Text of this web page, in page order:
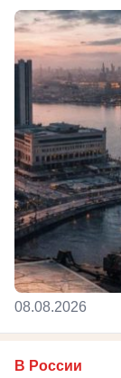
08.08.2026
В России